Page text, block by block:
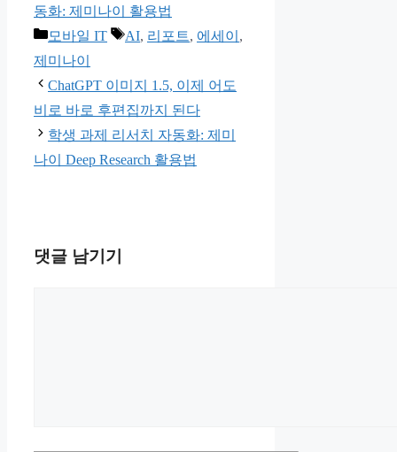
동화: 제미나이 활용법
카
테
고
리
모바일 IT
태
AI, 리포트, 에세이 ,
제미나이
ChatGPT 이미지 1.5, 이제 어도
비로 바로 후편집까지 된다
학생 과제 리서치 자동화: 제미
나이 Deep Research 활용법
댓글 남기기